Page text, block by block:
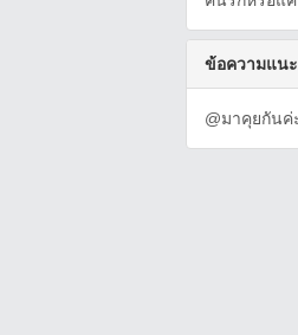
ข้อความแน
@มาคุยกัน